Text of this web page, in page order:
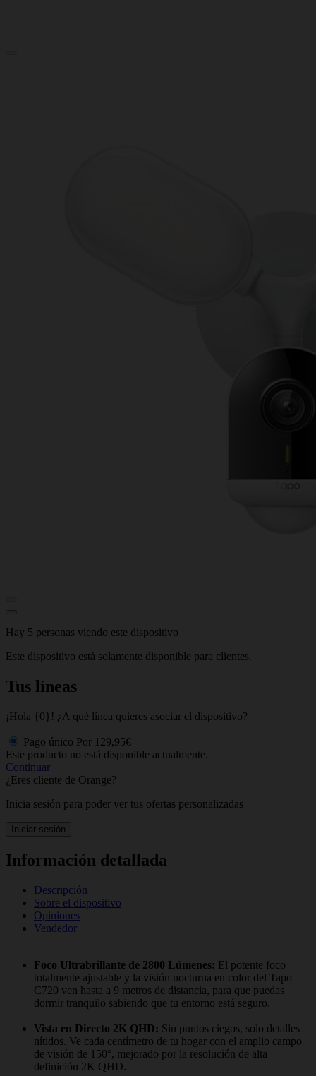
Hay 5 personas viendo este dispositivo
Este dispositivo está solamente disponible para clientes.
Tus líneas
¡Hola {0}! ¿A qué línea quieres asociar el dispositivo?
Pago único Por 129,95€
Este producto no está disponible actualmente.
Continuar
¿Eres cliente de Orange?
Inicia sesión para poder ver tus ofertas personalizadas
Iniciar sesión
Información detallada
Descripción
Sobre el dispositivo
Opiniones
Vendedor
Foco Ultrabrillante de 2800 Lúmenes: El potente foco
totalmente ajustable y la visión nocturna en color del Tapo
C720 ven hasta a 9 metros de distancia, para que puedas
dormir tranquilo sabiendo que tu entorno está seguro.
Vista en Directo 2K QHD: Sin puntos ciegos, solo detalles
nítidos. Ve cada centímetro de tu hogar con el amplio campo
de visión de 150°, mejorado por la resolución de alta
definición 2K QHD.